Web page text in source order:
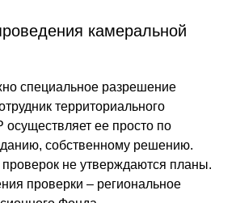
камеральной
специальное разрешение
территориального
ее просто по
собственному решению.
проверок не утверждаются планы.
проверки – региональное